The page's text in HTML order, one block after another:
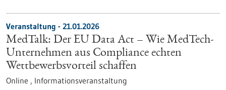
Veranstaltung - 21.01.2026
MedTalk: Der EU Data Act – Wie MedTech-
Unternehmen aus Compliance echten
Wettbewerbsvorteil schaffen
Online , Informationsveranstaltung